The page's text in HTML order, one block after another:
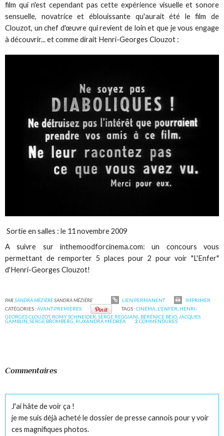
film qui n'est cependant pas cette expérience visuelle et sonore
sensuelle, novatrice et éblouissante qu'aurait été le film de
Clouzot, un chef d'œuvre qui revient de loin et que je vous engage
à découvrir... et comme dirait Henri-Georges Clouzot :
Sortie en salles : le 11 novembre 2009
A suivre sur inthemoodforcinema.com: un concours vous
permettant de remporter 5 places pour 2 pour voir "L'Enfer"
d'Henri-Georges Clouzot!
PARSANDRA MÉZIÈRESANDRA MÉZIÈRE LIEN PERMANENT
IMPRIMER
CATÉGORIES :AVANT-PREMIERES TAGS :CINÉMA L'ENFER HENRI-
GEORGES CLOUZOT, ROMY SCHNEIDER ,SERGE REGGIANI BÉRÉNICE BÉJO JACQUES
GAMBLIN ,SERGE BROMBERG RUXANDRA MEDREA 2 COMMENTAIRES
Commentaires
J'ai hâte de voir ça !
je me suis déjà acheté le dossier de presse cannois pour y voir
ces magnifiques photos.